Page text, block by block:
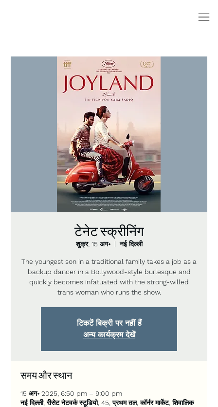
टेनेट स्क्रीनिंग
शुक्र, 15 अग॰
  |
नई दिल्ली
The youngest son in a traditional family takes a job as a
backup dancer in a Bollywood-style burlesque and
quickly becomes infatuated with the strong-willed
trans woman who runs the show.
टिकटें बिक्री पर नहीं हैं
अन्य कार्यक्रम देखें
समय और स्थान
15 अग॰ 2025, 6:50 pm – 9:00 pm
नई दिल्ली, रीसेट नेटवर्क स्टूडियो, 45, प्रथम तल, कॉर्नर मार्केट, शिवालिक